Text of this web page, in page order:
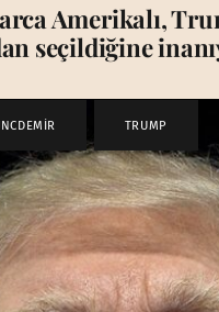
Amerikalı,
seçildiğine
TRUMP